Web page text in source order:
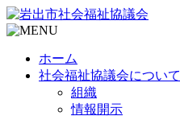
ホーム
社会福祉協議会について
組織
情報開示